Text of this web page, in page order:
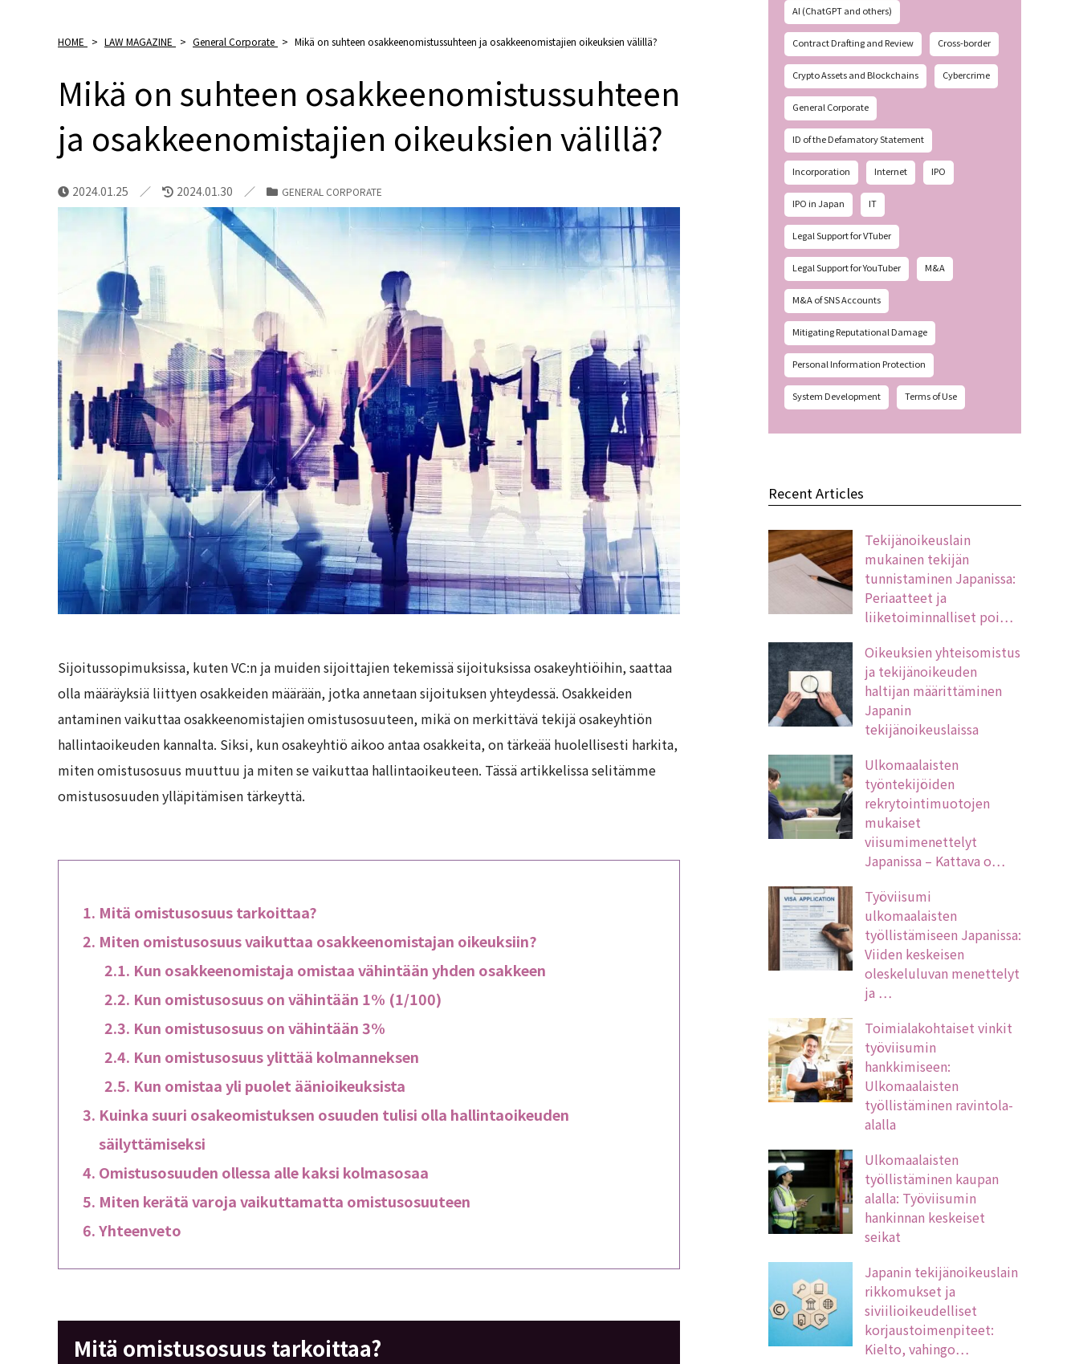
HOME > LAW MAGAZINE > General Corporate > Mikä on suhteen osakkeenomistussuhteen ja osakkeenomistajien oikeuksien välillä?
Mikä on suhteen osakkeenomistussuhteen
ja osakkeenomistajien oikeuksien välillä?
2024.01.25 2024.01.30 GENERAL CORPORATE
Sijoitussopimuksissa, kuten VC:n ja muiden sijoittajien tekemissä sijoituksissa osakeyhtiöihin, saattaa
olla määräyksiä liittyen osakkeiden määrään, jotka annetaan sijoituksen yhteydessä. Osakkeiden
antaminen vaikuttaa osakkeenomistajien omistusosuuteen, mikä on merkittävä tekijä osakeyhtiön
hallintaoikeuden kannalta. Siksi, kun osakeyhtiö aikoo antaa osakkeita, on tärkeää huolellisesti harkita,
miten omistusosuus muuttuu ja miten se vaikuttaa hallintaoikeuteen. Tässä artikkelissa selitämme
omistusosuuden ylläpitämisen tärkeyttä.
Mitä omistusosuus tarkoittaa?
Miten omistusosuus vaikuttaa osakkeenomistajan oikeuksiin?
Kun osakkeenomistaja omistaa vähintään yhden osakkeen
Kun omistusosuus on vähintään 1% (1/100)
Kun omistusosuus on vähintään 3%
Kun omistusosuus ylittää kolmanneksen
Kun omistaa yli puolet äänioikeuksista
Kuinka suuri osakeomistuksen osuuden tulisi olla hallintaoikeuden
säilyttämiseksi
Omistusosuuden ollessa alle kaksi kolmasosaa
Miten kerätä varoja vaikuttamatta omistusosuuteen
Yhteenveto
Mitä omistusosuus tarkoittaa?
AI (ChatGPT and others)
Contract Drafting and Review Cross-border
Crypto Assets and Blockchains Cybercrime
General Corporate
ID of the Defamatory Statement
Incorporation Internet IPO
IPO in Japan IT
Legal Support for VTuber
Legal Support for YouTuber M&A
M&A of SNS Accounts
Mitigating Reputational Damage
Personal Information Protection
System Development Terms of Use
Recent Articles
Tekijänoikeuslain
mukainen tekijän
tunnistaminen Japanissa:
Periaatteet ja
liiketoiminnalliset poi…
Oikeuksien yhteisomistus
ja tekijänoikeuden
haltijan määrittäminen
Japanin
tekijänoikeuslaissa
Ulkomaalaisten
työntekijöiden
rekrytointimuotojen
mukaiset
viisumimenettelyt
Japanissa – Kattava o…
Työviisumi
ulkomaalaisten
työllistämiseen Japanissa:
Viiden keskeisen
oleskeluluvan menettelyt
ja …
Toimialakohtaiset vinkit
työviisumin
hankkimiseen:
Ulkomaalaisten
työllistäminen ravintola-
alalla
Ulkomaalaisten
työllistäminen kaupan
alalla: Työviisumin
hankinnan keskeiset
seikat
Japanin tekijänoikeuslain
rikkomukset ja
siviilioikeudelliset
korjaustoimenpiteet:
Kielto, vahingo…